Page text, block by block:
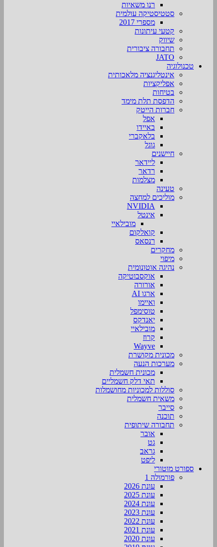
רנו משאיות
סטטיסטיקה עולמית
מספרי 2017
קטעי עיתונות
שיווק
תחבורה ציבורית
JATO
טכנולוגיה
אינטליגנציה מלאכותית
אפליקציות
בטיחות
הדפסת תלת מימד
חברות הייטק
אפל
באיידו
בלאקברי
גוגל
חיישנים
ליידאר
רדאר
מצלמות
טעינה
מוליכים למחצה
NVIDIA
אינטל
מובילאיי
קואלקום
רנסאס
מחקרים
מיפוי
נהיגה אוטונומית
אוקסבוטיקה
אורורה
ארגו AI
ואיימו
טוסימפל
יאנדקס
מובילאיי
קרוז
Wayve
מכונית מקושרת
מערכות הנעה
מכונית חשמלית
תאי דלק חשמליים
סוללות למכוניות מחושמלות
משאית חשמלית
סייבר
תוכנה
תחבורה שיתופית
אובר
גט
גראב
ליפט
ספורט מוטורי
פורמולה 1
עונת 2026
עונת 2025
עונת 2024
עונת 2023
עונת 2022
עונת 2021
עונת 2020